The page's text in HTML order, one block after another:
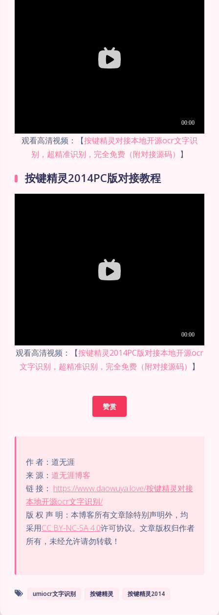
观看高清视频：【按键精灵对接本地开源ocr文字识
别，超精准识别，完全免费（附对接源码） 】
按键精灵2014PC版对接教程
观看高清视频：【按键精灵2014PC版对接本地开源ocr
文字识别，超精准识别，完全免费（附对接源码） 】
赞赏
作 者：道无涯
来 源： 道无涯博客
链 接： https://www.daowuya.love/按键精灵对接
本地开源ocr文字识别/
版 权 声 明：本博客所有文章除特别声明外，均
采用CC BY-NC-SA 4.0许可协议。文章版权归作者
所有，未经允许请勿转载！
umiocr文字识别 按键精灵 按键精灵2014